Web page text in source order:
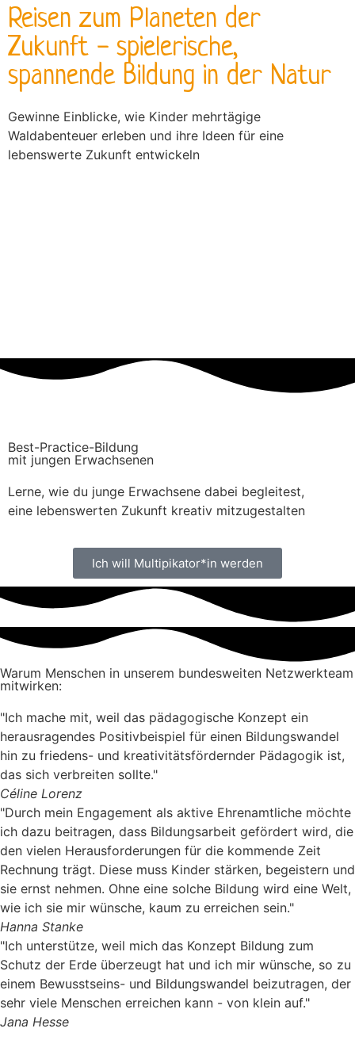
Reisen zum Planeten der
Zukunft - spielerische,
spannende Bildung in der Natur
Gewinne Einblicke, wie Kinder mehrtägige
Waldabenteuer erleben und ihre Ideen für eine
lebenswerte Zukunft entwickeln
Best-Practice-Bildung
mit jungen Erwachsenen
Lerne, wie du junge Erwachsene dabei begleitest,
eine lebenswerten Zukunft kreativ mitzugestalten
Ich will Multipikator*in werden
Warum Menschen in unserem bundesweiten Netzwerkteam
mitwirken:
"Ich mache mit, weil das pädagogische Konzept ein
herausragendes Positivbeispiel für einen Bildungswandel
hin zu friedens- und kreativitätsfördernder Pädagogik ist,
das sich verbreiten sollte."
Céline Lorenz
"Durch mein Engagement als aktive Ehrenamtliche möchte
ich dazu beitragen, dass Bildungsarbeit gefördert wird, die
den vielen Herausforderungen für die kommende Zeit
Rechnung trägt. Diese muss Kinder stärken, begeistern und
sie ernst nehmen. Ohne eine solche Bildung wird eine Welt,
wie ich sie mir wünsche, kaum zu erreichen sein."
Hanna Stanke
"Ich unterstütze, weil mich das Konzept Bildung zum
Schutz der Erde überzeugt hat und ich mir wünsche, so zu
einem Bewusstseins- und Bildungswandel beizutragen, der
sehr viele Menschen erreichen kann - von klein auf."
Jana Hesse